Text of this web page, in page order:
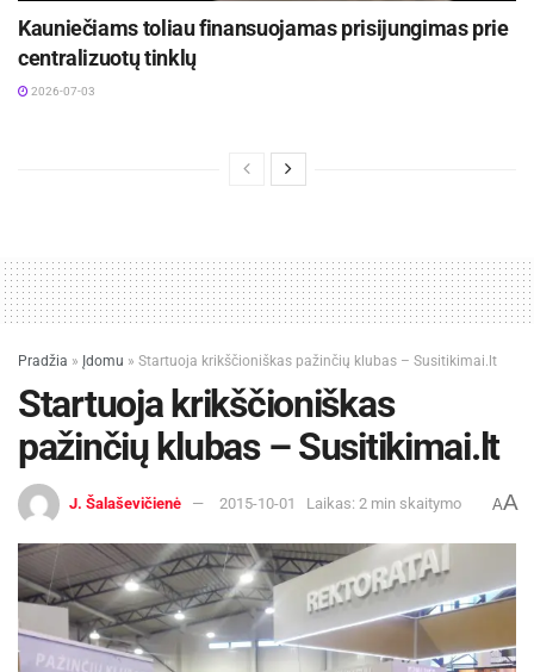
Kauniečiams toliau finansuojamas prisijungimas prie
centralizuotų tinklų
2026-07-03
Pradžia » Įdomu » Startuoja krikščioniškas pažinčių klubas – Susitikimai.lt
Startuoja krikščioniškas
pažinčių klubas – Susitikimai.lt
J. Šalaševičienė 2015-10-01 Laikas: 2 min skaitymo AA